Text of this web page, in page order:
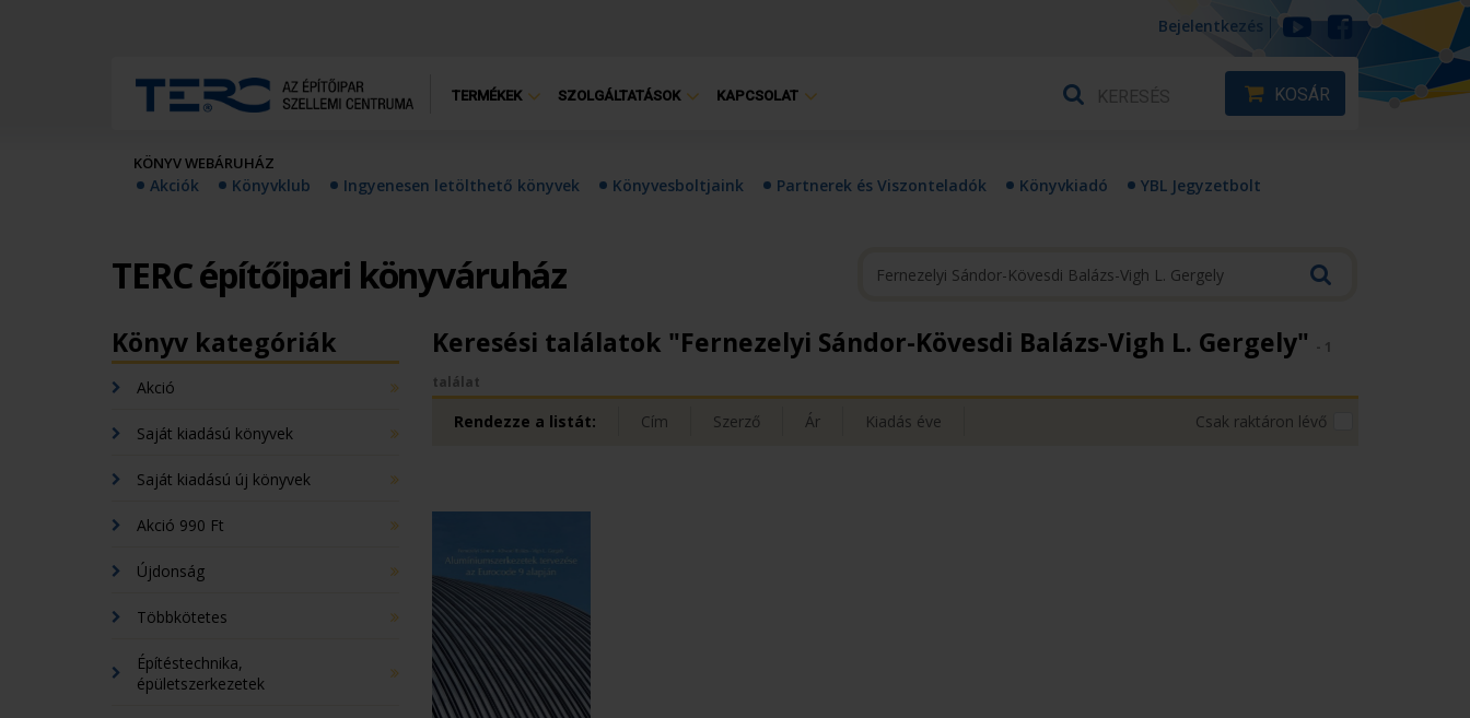
Bejelentkezés
TERMÉKEK SZOLGÁLTATÁSOK KAPCSOLAT KOSÁR
KÖNYV WEBÁRUHÁZ
Akciók Könyvklub Ingyenesen letölthető könyvek Könyvesboltjaink Partnerek és Viszonteladók Könyvkiadó YBL Jegyzetbolt
TERC építőipari könyváruház
Könyv kategóriák
Akció
Saját kiadású könyvek
Saját kiadású új könyvek
Akció 990 Ft
Újdonság
Többkötetes
Építéstechnika,
épületszerkezetek
Keresési találatok "Fernezelyi Sándor-Kövesdi Balázs-Vigh L. Gergely" - 1
találat
Rendezze a listát: Cím Szerző Ár Kiadás éve Csak raktáron lévő